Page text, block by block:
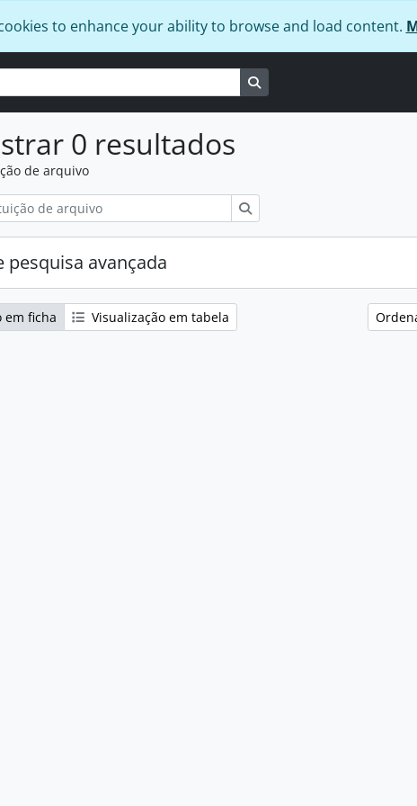
to enhance your ability to browse and load content.
0 resultados
de arquivo
pesquisa avançada
em ficha Visualização em tabela